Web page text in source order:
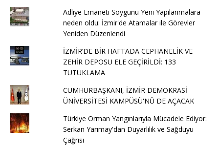
Adliye Emaneti Soygunu Yeni Yapılanmalara
neden oldu: İzmir'de Atamalar ile Görevler
Yeniden Düzenlendi
İZMİR’DE BİR HAFTADA CEPHANELİK VE
ZEHİR DEPOSU ELE GEÇİRİLDİ: 133
TUTUKLAMA
CUMHURBAŞKANI, İZMİR DEMOKRASİ
ÜNİVERSİTESİ KAMPÜSÜ'NÜ DE AÇACAK
Türkiye Orman Yangınlarıyla Mücadele Ediyor:
Serkan Yarımay'dan Duyarlılık ve Sağduyu
Çağrısı